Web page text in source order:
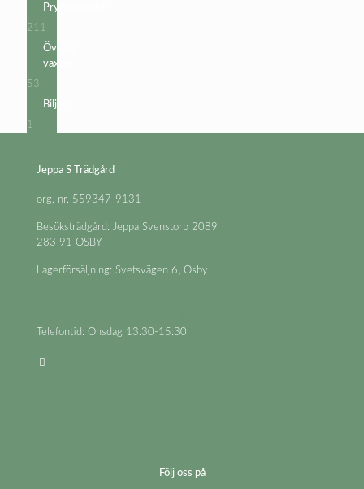
Prydnadsträd
211
produkter
Övriga
växter
53
produkter
Biljett
1
Jeppa S Trädgård
org. nr. 559347-9131
Besöksträdgård: Jeppa Svenstorp 2089
283 91 OSBY
Lagerförsäljning: Svetsvägen 6, Osby
Telefontid: Onsdag 13.30-15:30
Följ oss på